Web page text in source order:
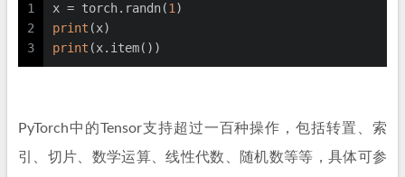
1
2
3
x = torch.randn(1 )
print (x)
print (x.item())
PyTorch中的Tensor支持超过一百种操作，包括转置、索
引、切片、数学运算、线性代数、随机数等等，具体可参